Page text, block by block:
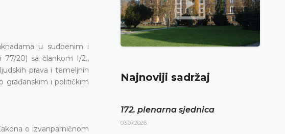
u sudbenim i
77/20) sa člankom I/2.,
prava i temeljnih
građanskim i političkim
o izvanparničnom
Najnoviji sadržaj
172. plenarna sjednica
03.07.2026.